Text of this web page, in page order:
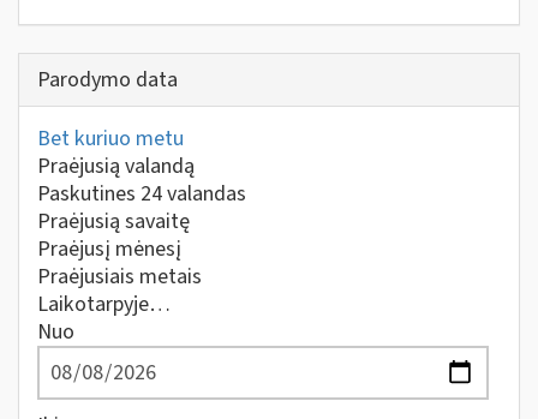
Parodymo data
Bet kuriuo metu
Praėjusią valandą
Paskutines 24 valandas
Praėjusią savaitę
Praėjusį mėnesį
Praėjusiais metais
Laikotarpyje…
Nuo